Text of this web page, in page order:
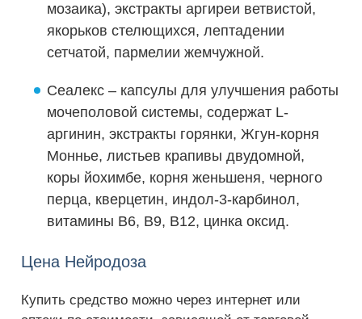
мозаика), экстракты аргиреи ветвистой,
якорьков стелющихся, лептадении
сетчатой, пармелии жемчужной.
Сеалекс – капсулы для улучшения работы
мочеполовой системы, содержат L-
аргинин, экстракты горянки, Жгун-корня
Моннье, листьев крапивы двудомной,
коры йохимбе, корня женьшеня, черного
перца, кверцетин, индол-3-карбинол,
витамины В6, В9, В12, цинка оксид.
Цена Нейродоза
Купить средство можно через интернет или